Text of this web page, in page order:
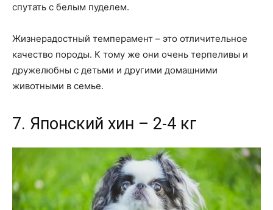
спутать с белым пуделем.
Жизнерадостный темперамент – это отличительное
качество породы. К тому же они очень терпеливы и
дружелюбны с детьми и другими домашними
животными в семье.
7. Японский хин – 2-4 кг